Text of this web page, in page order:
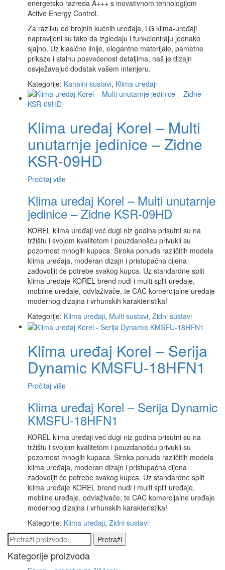
energetsko razreda A+++ s inovativnom tehnologijom
Active Energy Control.
Za razliku od brojnih kućnih uređaja, LG klima-uređaji
napravljeni su tako da izgledaju i funkcioniraju jednako
sjajno. Uz klasične linije, elegantne materijale, pametne
prikaze i stalnu posvećenost detaljima, naš je dizajn
osvježavajuć dodatak vašem interijeru.
Kategorije: Kanalni sustavi, Klima uređaji
Klima uređaj Korel – Multi
unutarnje jedinice – Zidne
KSR-09HD
Pročitaj više
Klima uređaj Korel – Multi unutarnje
jedinice – Zidne KSR-09HD
KOREL klima uređaji već dugi niz godina prisutni su na
tržištu i svojom kvalitetom i pouzdanošću privukli su
pozornost mnogih kupaca. Široka ponuda različitih modela
klima uređaja, moderan dizajn i pristupačna cijena
zadovoljit će potrebe svakog kupca. Uz standardne split
klima uređaje KOREL brend nudi i multi split uređaje,
mobilne uređaje, odvlaživače, te CAC komercijalne uređaje
modernog dizajna i vrhunskih karakteristika!
Kategorije: Klima uređaji, Multi sustavi, Zidni sustavi
Klima uređaj Korel – Serija
Dynamic KMSFU-18HFN1
Pročitaj više
Klima uređaj Korel – Serija Dynamic
KMSFU-18HFN1
KOREL klima uređaji već dugi niz godina prisutni su na
tržištu i svojom kvalitetom i pouzdanošću privukli su
pozornost mnogih kupaca. Široka ponuda različitih modela
klima uređaja, moderan dizajn i pristupačna cijena
zadovoljit će potrebe svakog kupca. Uz standardne split
klima uređaje KOREL brend nudi i multi split uređaje,
mobilne uređaje, odvlaživače, te CAC komercijalne uređaje
modernog dizajna i vrhunskih karakteristika!
Kategorije: Klima uređaji, Zidni sustavi
Pretraži:
Pretraži
Kategorije proizvoda